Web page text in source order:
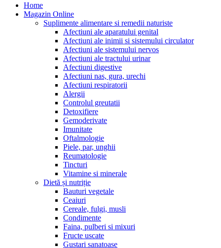
Home
Magazin Online
Suplimente alimentare si remedii naturiste
Afectiuni ale aparatului genital
Afectiuni ale inimii si sistemului circulator
Afectiuni ale sistemului nervos
Afectiuni ale tractului urinar
Afectiuni digestive
Afectiuni nas, gura, urechi
Afectiuni respiratorii
Alergii
Controlul greutatii
Detoxifiere
Gemoderivate
Imunitate
Oftalmologie
Piele, par, unghii
Reumatologie
Tincturi
Vitamine si minerale
Dietă și nutriție
Bauturi vegetale
Ceaiuri
Cereale, fulgi, musli
Condimente
Faina, pulberi si mixuri
Fructe uscate
Gustari sanatoase